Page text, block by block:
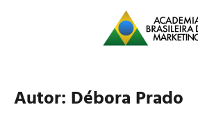
Autor: Débora Prado